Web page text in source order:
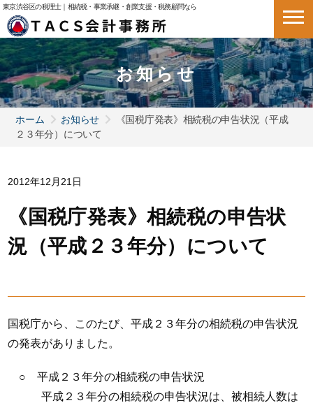
東京渋谷区の税理士｜相続税・事業承継・創業支援・税務顧問なら
お知らせ
ホーム お知らせ
《国税庁発表》相続税の申告状況（平成
２３年分）について
2012年12月21日
《国税庁発表》相続税の申告状
況（平成２３年分）について
国税庁から、このたび、平成２３年分の相続税の申告状況
の発表がありました。
○ 平成２３年分の相続税の申告状況
平成２３年分の相続税の申告状況は、被相続人数は